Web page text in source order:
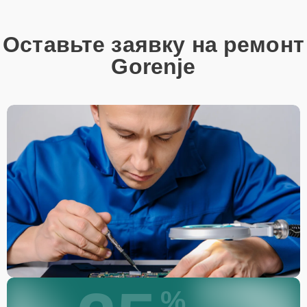
Позвонить по телефону горячей линии или
запросить обратный звонок через Форму заявки
Привезти устройство в ближайший центр или
передать аппарат курьеру службы доставки,
дождаться результатов диагностики и принять
решение.
Дождаться оповещения о готовности и забрать
устройство самостоятельно или воспользоваться
курьерской доставкой.
При необходимости клиент может воспользоваться услугой
вызова мастера для проведения диагностики и ремонта в
желаемом месте и удобное время.
Какие предоставляются
гарантии
Оставьте заявку на ремонт
Gorenje